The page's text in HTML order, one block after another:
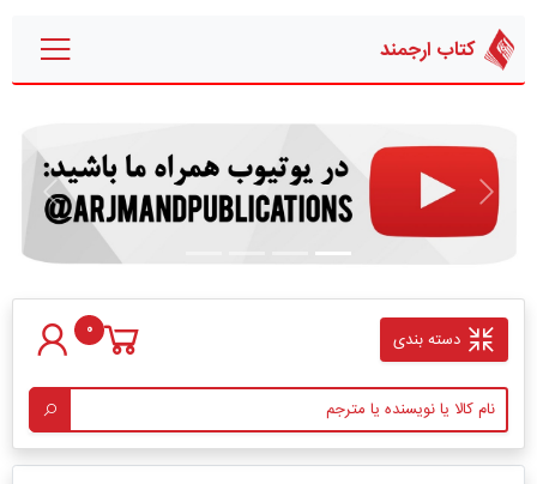
کتاب ارجمند
قبلی بعدی
دسته بندی 0